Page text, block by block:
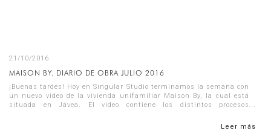
21/10/2016
MAISON BY. DIARIO DE OBRA JULIO 2016
¡Buenas tardes! Hoy en Singular Studio terminamos la semana con
un nuevo video de la vivienda unifamiliar Maison By, la cual está
situada en Jávea. El video contiene los distintos procesos
Leer más